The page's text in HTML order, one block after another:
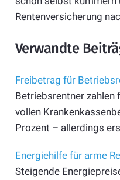
Rentenversicherung
Verwandte
Freibetrag für
Betriebsrentner zahlen
vollen
Prozent – allerdings
Energiehilfe für arme
Steigende